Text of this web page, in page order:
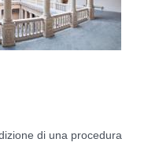
di una procedura